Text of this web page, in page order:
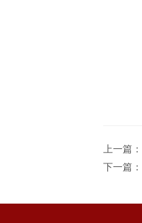
上一篇：
下一篇：